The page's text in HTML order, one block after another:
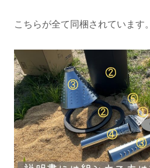
こちらが全て同梱されています。